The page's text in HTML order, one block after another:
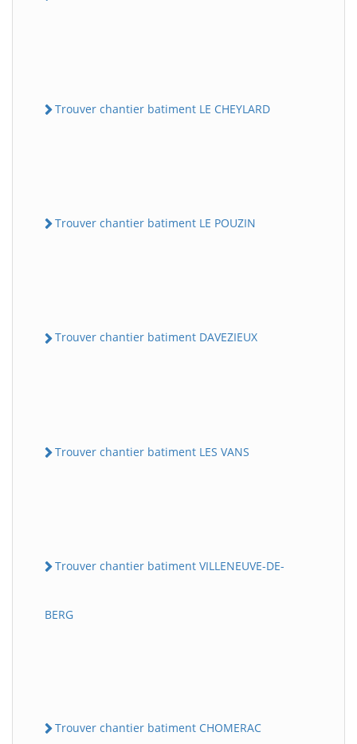
Trouver chantier batiment LE CHEYLARD
Trouver chantier batiment LE POUZIN
Trouver chantier batiment DAVEZIEUX
Trouver chantier batiment LES VANS
Trouver chantier batiment VILLENEUVE-DE-
BERG
Trouver chantier batiment CHOMERAC